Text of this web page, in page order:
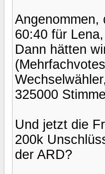
Angenommen,
60:40 für
Dann hätten
325000
Und jetzt die
200k
der ARD?